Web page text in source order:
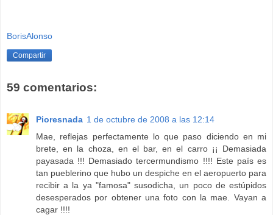
BorisAlonso
Compartir
59 comentarios:
Pioresnada 1 de octubre de 2008 a las 12:14
Mae, reflejas perfectamente lo que paso diciendo en mi
brete, en la choza, en el bar, en el carro ¡¡ Demasiada
payasada !!! Demasiado tercermundismo !!!! Este país es
tan pueblerino que hubo un despiche en el aeropuerto para
recibir a la ya "famosa" susodicha, un poco de estúpidos
desesperados por obtener una foto con la mae. Vayan a
cagar !!!!